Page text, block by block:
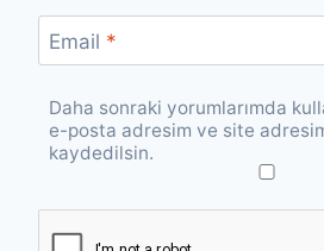
Email *
Daha sonraki yorumlarımda
e-posta adresim ve site
kaydedilsin.